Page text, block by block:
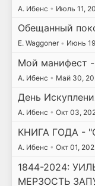
А. Ибенс • Июль 11,
Обещанный
E. Waggoner • Июнь
Мой манифест
А. Ибенс • Май 30,
День
А. Ибенс • Окт 03,
КНИГА ГОДА -
А. Ибенс • Окт 01,
1844-2024:
МЕРЗОСТЬ